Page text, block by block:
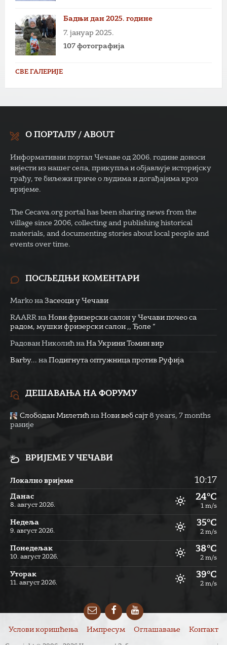
Бадњи дан 2025. године
7. јануар 2025.
107 фотографија
СВЕ ГАЛЕРИЈЕ
О ПОРТАЛУ / ABOUT
Информативни портал Чечаве од 2006. године доноси
вијести из нашег села, прикупља и објављује историјску
грађу, те биљежи приче о људима и догађајима кроз
вријеме.
The Cecava.org portal has been sharing news from the
village since 2006, collecting and publishing historical
materials, and documenting stories about local people and
events over time.
ПОСЉЕДЊИ КОМЕНТАРИ
Marko на Засеоци у Чечави
RAARR на Нови фризерски салон у Чечави почео са
радом, мушки фризерски салон ,, Ђоле “
Радован Николић на На Укрини Томин вир
Barby... на Подигнута оптужница против Руфија
ДЕШАВАЊА НА ФОРУМУ
Слободан Милетић на Нови веб сајт 8 years, 7 months
раније
ВРИЈЕМЕ У ЧЕЧАВИ
Локално вријеме 10:17
Данас
8. август 2026.
24°C
1 m/s
Недеља
9. август 2026.
35°C
2 m/s
Понедељак
10. август 2026.
38°C
2 m/s
Уторак
11. август 2026.
39°C
2 m/s
EmailFacebookYouTube
Услови коришћења Импресум Оглашавање Контакт